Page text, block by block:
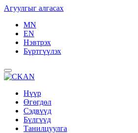
Агуулгыг алгасах
MN
EN
Нэвтрэх
Бүртгүүлэх
Нүүр
Өгөгдөл
Сэдвүүд
Бүлгүүд
Танилцуулга